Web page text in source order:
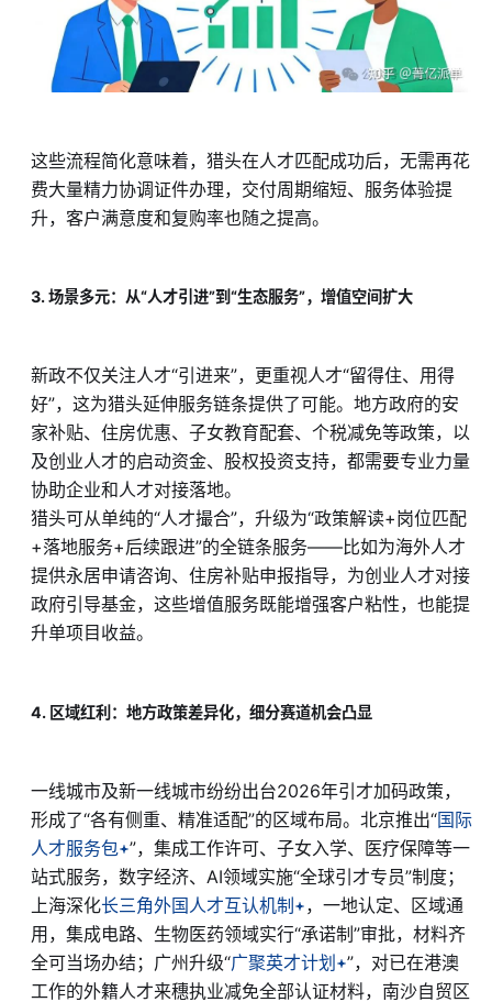
这些流程简化意味着，猎头在人才匹配成功后，无需再花
费大量精力协调证件办理，交付周期缩短、服务体验提
升，客户满意度和复购率也随之提高。
3. 场景多元：从“人才引进”到“生态服务”，增值空间扩大
新政不仅关注人才“引进来”，更重视人才“留得住、用得
好”，这为猎头延伸服务链条提供了可能。地方政府的安
家补贴、住房优惠、子女教育配套、个税减免等政策，以
及创业人才的启动资金、股权投资支持，都需要专业力量
协助企业和人才对接落地。
猎头可从单纯的“人才撮合”，升级为“政策解读+岗位匹配
+落地服务+后续跟进”的全链条服务——比如为海外人才
提供永居申请咨询、住房补贴申报指导，为创业人才对接
政府引导基金，这些增值服务既能增强客户粘性，也能提
升单项目收益。
4. 区域红利：地方政策差异化，细分赛道机会凸显
一线城市及新一线城市纷纷出台2026年引才加码政策，
形成了“各有侧重、精准适配”的区域布局。北京推出“国际
人才服务包 ”，集成工作许可、子女入学、医疗保障等一
站式服务，数字经济、AI领域实施“全球引才专员”制度；
上海深化长三角外国人才互认机制
，一地认定、区域通
用，集成电路、生物医药领域实行“承诺制”审批，材料齐
全可当场办结；广州升级“广聚英才计划
”，对已在港澳
工作的外籍人才来穗执业减免全部认证材料，南沙自贸区